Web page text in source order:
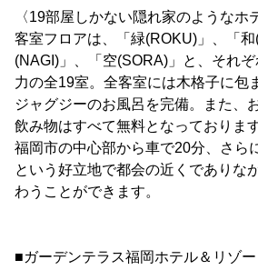
〈19部屋しかない隠れ家のようなホ
客室フロアは、「緑(ROKU)」、「
(NAGI)」、「空(SORA)」と、それ
力の全19室。全客室には木格子に包
ジャグジーのお風呂を完備。また、
飲み物はすべて無料となっております
福岡市の中心部から車で20分、さら
という好立地で都会の近くでありな
わうことができます。
■ガーデンテラス福岡ホテル＆リゾ